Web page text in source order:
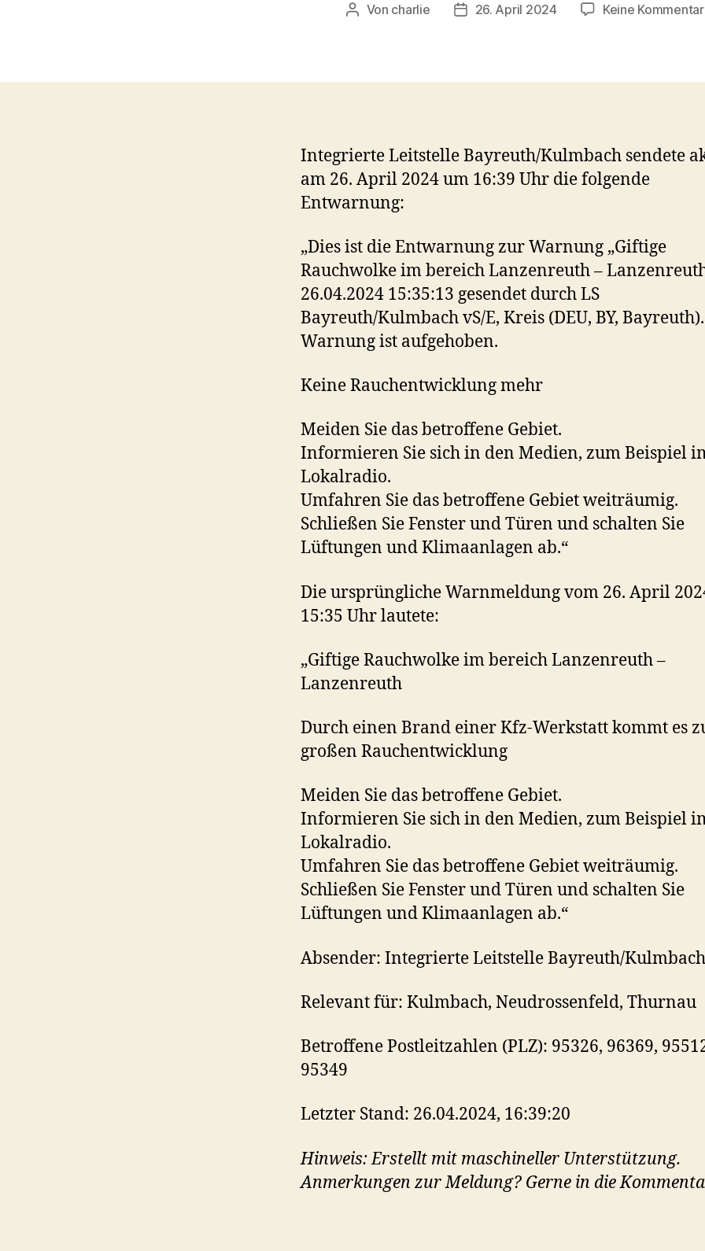
Beitragsautor
Von charlie Veröffentlichungsdatum
26. April 2024 Keine
Integrierte Leitstelle Bayreuth/Kulmbach sendete
am 26. April 2024 um 16:39 Uhr die folgende
Entwarnung:
„Dies ist die Entwarnung zur Warnung „Giftige
Rauchwolke im bereich Lanzenreuth –
26.04.2024 15:35:13 gesendet durch LS
Bayreuth/Kulmbach vS/E, Kreis (DEU, BY,
Warnung ist aufgehoben.
Keine Rauchentwicklung mehr
Meiden Sie das betroffene Gebiet.
Informieren Sie sich in den Medien, zum Beispiel
Lokalradio.
Umfahren Sie das betroffene Gebiet weiträumig.
Schließen Sie Fenster und Türen und schalten Sie
Lüftungen und Klimaanlagen ab.“
Die ursprüngliche Warnmeldung vom 26. April
15:35 Uhr lautete:
„Giftige Rauchwolke im bereich Lanzenreuth –
Lanzenreuth
Durch einen Brand einer Kfz-Werkstatt kommt es
großen Rauchentwicklung
Meiden Sie das betroffene Gebiet.
Informieren Sie sich in den Medien, zum Beispiel
Lokalradio.
Umfahren Sie das betroffene Gebiet weiträumig.
Schließen Sie Fenster und Türen und schalten Sie
Lüftungen und Klimaanlagen ab.“
Absender: Integrierte Leitstelle Bayreuth/Kulmbach
Relevant für: Kulmbach, Neudrossenfeld, Thurnau
Betroffene Postleitzahlen (PLZ): 95326, 96369,
95349
Letzter Stand: 26.04.2024, 16:39:20
Hinweis: Erstellt mit maschineller Unterstützung.
Anmerkungen zur Meldung? Gerne in die